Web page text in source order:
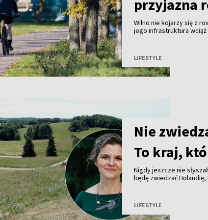
przyjazna
Wilno nie kojarzy się z
jego infrastruktura
ścieżki prowadzące
lasów oraz nad jeziora.
doceniają zarówno
treningów
LIFESTYLE
Nie
To kraj,
Nigdy jeszcze nie
będę zwiedzać
Litwie, Łotwie i Estonii.
czorta aż trzy państwa,
odpowiedź jest prosta:
LIFESTYLE